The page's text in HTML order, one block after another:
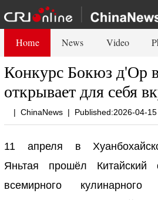
Home News Video
Конкурс Бокюз д'Ор
открывает для себя
| ChinaNews | Published:2026-04-
11 апреля в
Яньтая прошёл Китайский
всемирного